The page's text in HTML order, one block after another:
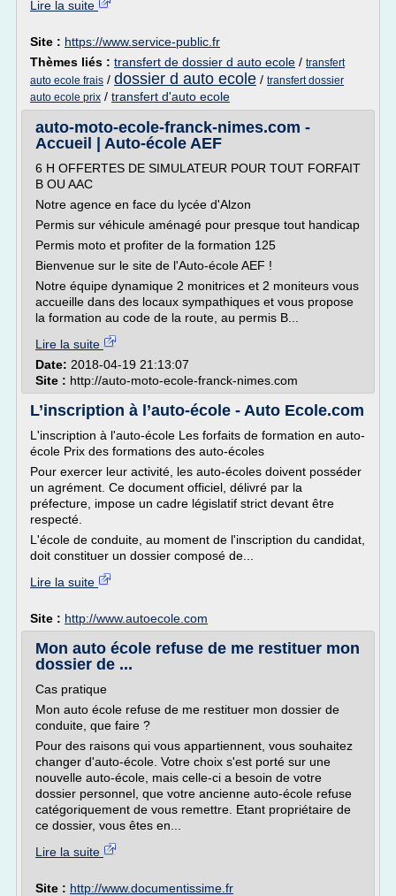
Lire la suite
Site : https://www.service-public.fr
Thèmes liés : transfert de dossier d auto ecole / transfert
auto ecole frais / dossier d auto ecole / transfert dossier
auto ecole prix / transfert d'auto ecole
auto-moto-ecole-franck-nimes.com -
Accueil | Auto-école AEF
6 H OFFERTES DE SIMULATEUR POUR TOUT FORFAIT
B OU AAC
Notre agence en face du lycée d'Alzon
Permis sur véhicule aménagé pour presque tout handicap
Permis moto et profiter de la formation 125
Bienvenue sur le site de l'Auto-école AEF !
Notre équipe dynamique 2 monitrices et 2 moniteurs vous
accueille dans des locaux sympathiques et vous propose
la formation au code de la route, au permis B...
Lire la suite
Date: 2018-04-19 21:13:07
Site : http://auto-moto-ecole-franck-nimes.com
L’inscription à l’auto-école - Auto Ecole.com
L'inscription à l'auto-école Les forfaits de formation en auto-
école Prix des formations des auto-écoles
Pour exercer leur activité, les auto-écoles doivent posséder
un agrément. Ce document officiel, délivré par la
préfecture, impose un cadre législatif strict devant être
respecté.
L'école de conduite, au moment de l'inscription du candidat,
doit constituer un dossier composé de...
Lire la suite
Site : http://www.autoecole.com
Mon auto école refuse de me restituer mon
dossier de ...
Cas pratique
Mon auto école refuse de me restituer mon dossier de
conduite, que faire ?
Pour des raisons qui vous appartiennent, vous souhaitez
changer d'auto-école. Votre choix s'est porté sur une
nouvelle auto-école, mais celle-ci a besoin de votre
dossier personnel, que votre ancienne auto-école refuse
catégoriquement de vous remettre. Etant propriétaire de
ce dossier, vous êtes en...
Lire la suite
Site : http://www.documentissime.fr